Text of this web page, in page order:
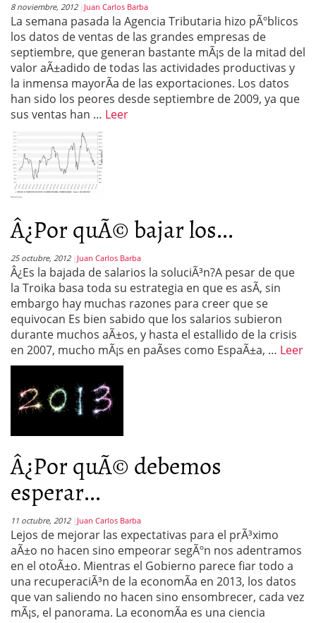
8 noviembre, 2012 Juan Carlos Barba
La semana pasada la Agencia Tributaria hizo pÃºblicos
los datos de ventas de las grandes empresas de
septiembre, que generan bastante mÃ¡s de la mitad del
valor aÃ±adido de todas las actividades productivas y
la inmensa mayorÃ­a de las exportaciones. Los datos
han sido los peores desde septiembre de 2009, ya que
sus ventas han … Leer
Â¿Por quÃ© bajar los...
25 octubre, 2012 Juan Carlos Barba
Â¿Es la bajada de salarios la soluciÃ³n?A pesar de que
la Troika basa toda su estrategia en que es asÃ­, sin
embargo hay muchas razones para creer que se
equivocan Es bien sabido que los salarios subieron
durante muchos aÃ±os, y hasta el estallido de la crisis
en 2007, mucho mÃ¡s en paÃ­ses como EspaÃ±a, … Leer
Â¿Por quÃ© debemos
esperar...
11 octubre, 2012 Juan Carlos Barba
Lejos de mejorar las expectativas para el prÃ³ximo
aÃ±o no hacen sino empeorar segÃºn nos adentramos
en el otoÃ±o. Mientras el Gobierno parece fiar todo a
una recuperaciÃ³n de la economÃ­a en 2013, los datos
que van saliendo no hacen sino ensombrecer, cada vez
mÃ¡s, el panorama. La economÃ­a es una ciencia